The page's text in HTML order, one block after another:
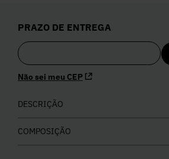
PRAZO DE ENTREGA
Não sei meu CEP
DESCRIÇÃO
COMPOSIÇÃO
5º Calça
8º Calça Jeans